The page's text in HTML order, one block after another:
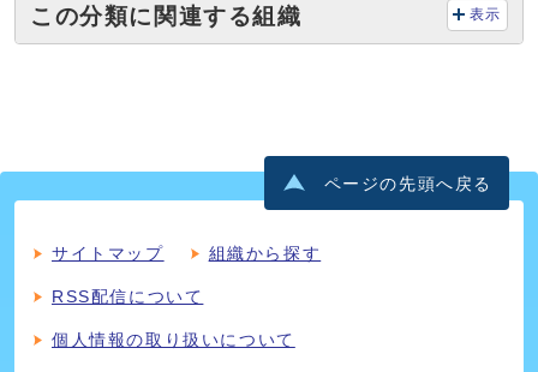
この分類に関連する組織 表示
ページの先頭へ戻る
サイトマップ 組織から探す
RSS配信について
個人情報の取り扱いについて